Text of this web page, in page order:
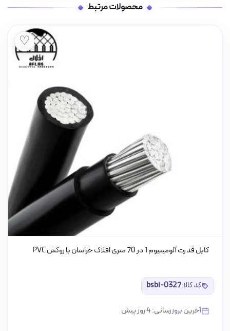
محصولات مرتبط
♡
کابل قدرت آلومینیوم 1 در 70 متری افلاک خراسان با روکش PVC
کد کالا:bsbi-0327
آخرین بروزرسانی: 4 روز پیش